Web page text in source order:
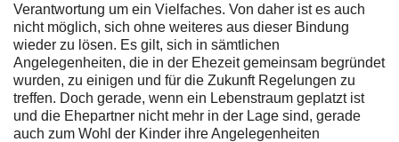
Verantwortung um ein Vielfaches. Von daher ist es auch
nicht möglich, sich ohne weiteres aus dieser Bindung
wieder zu lösen. Es gilt, sich in sämtlichen
Angelegenheiten, die in der Ehezeit gemeinsam begründet
wurden, zu einigen und für die Zukunft Regelungen zu
treffen. Doch gerade, wenn ein Lebenstraum geplatzt ist
und die Ehepartner nicht mehr in der Lage sind, gerade
auch zum Wohl der Kinder ihre Angelegenheiten